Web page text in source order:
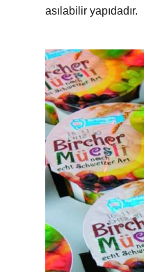
asılabilir yapıdadır.